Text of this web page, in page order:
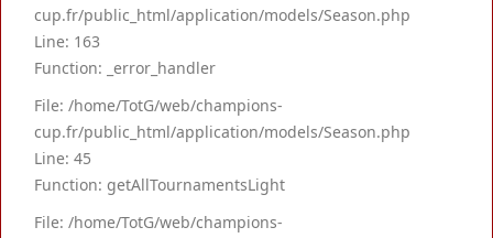
cup.fr/public_html/application/models/Season.php
Line: 163
Function: _error_handler
File: /home/TotG/web/champions-
cup.fr/public_html/application/models/Season.php
Line: 45
Function: getAllTournamentsLight
File: /home/TotG/web/champions-